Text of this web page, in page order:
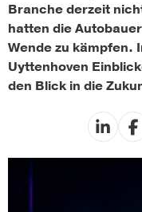
Branche derzeit
hatten die
Wende zu kämpfen.
Uyttenhoven
den Blick in die